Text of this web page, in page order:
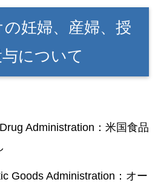
妊婦、産婦、授
について
Administration：米国食品
Goods Administration：オー